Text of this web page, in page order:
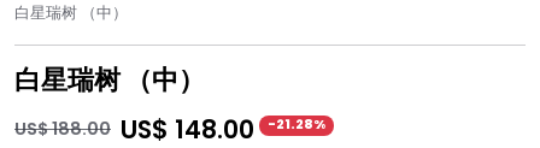
白星瑞树 （中）
白星瑞树 （中）
US$ 188.00 US$ 148.00 -21.28%